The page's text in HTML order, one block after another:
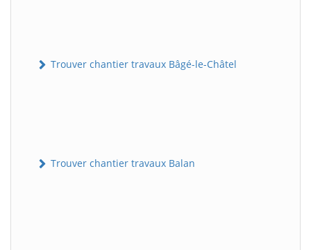
Trouver chantier travaux Bâgé-le-Châtel
Trouver chantier travaux Balan